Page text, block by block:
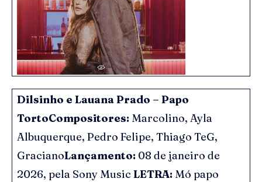
Dilsinho e Lauana Prado – Papo
TortoCompositores: Marcolino, Ayla
Albuquerque, Pedro Felipe, Thiago TeG,
GracianoLançamento: 08 de janeiro de
2026, pela Sony Music LETRA: Mó papo